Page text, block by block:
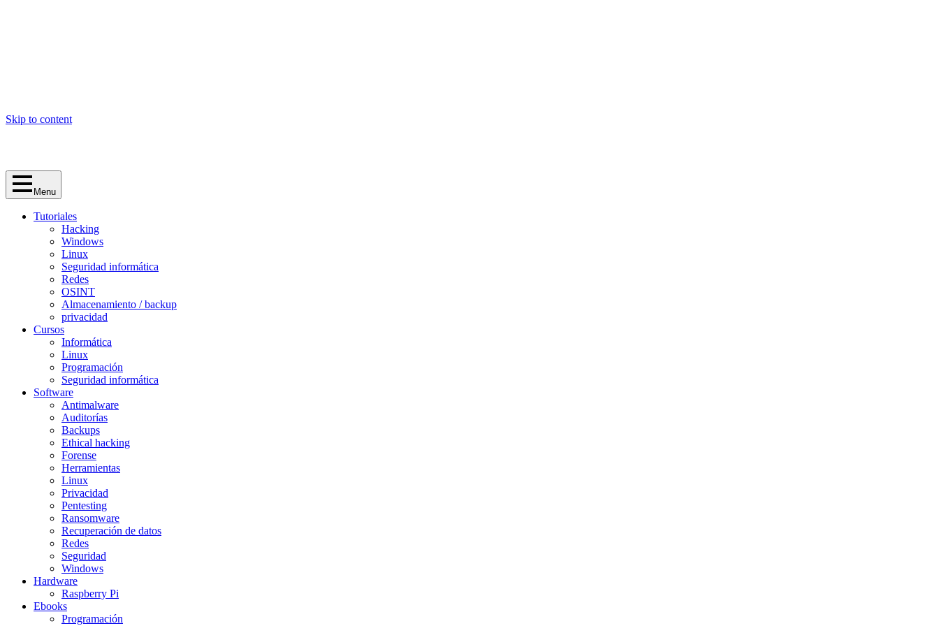
Skip to content
Menu
Tutoriales
Hacking
Windows
Linux
Seguridad informática
Redes
OSINT
Almacenamiento / backup
privacidad
Cursos
Informática
Linux
Programación
Seguridad informática
Software
Antimalware
Auditorías
Backups
Ethical hacking
Forense
Herramientas
Linux
Privacidad
Pentesting
Ransomware
Recuperación de datos
Redes
Seguridad
Windows
Hardware
Raspberry Pi
Ebooks
Programación